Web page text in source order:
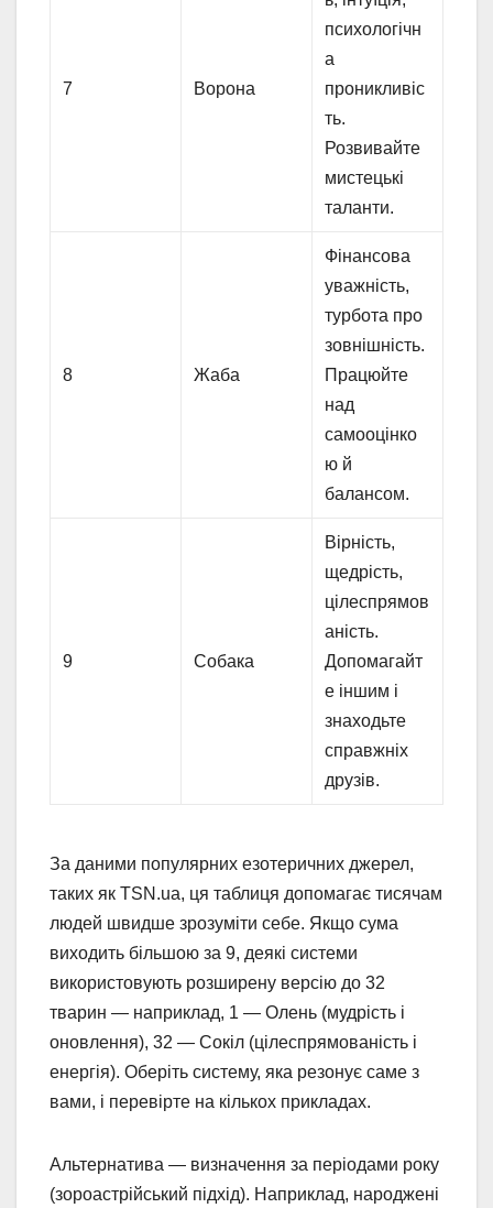
7 Ворона
психологічн
а
проникливіс
ть.
Розвивайте
мистецькі
таланти.
8 Жаба
Фінансова
уважність,
турбота про
зовнішність.
Працюйте
над
самооцінко
ю й
балансом.
9 Собака
Вірність,
щедрість,
цілеспрямов
аність.
Допомагайт
е іншим і
знаходьте
справжніх
друзів.
За даними популярних езотеричних джерел,
таких як TSN.ua, ця таблиця допомагає тисячам
людей швидше зрозуміти себе. Якщо сума
виходить більшою за 9, деякі системи
використовують розширену версію до 32
тварин — наприклад, 1 — Олень (мудрість і
оновлення), 32 — Сокіл (цілеспрямованість і
енергія). Оберіть систему, яка резонує саме з
вами, і перевірте на кількох прикладах.
Альтернатива — визначення за періодами року
(зороастрійський підхід). Наприклад, народжені